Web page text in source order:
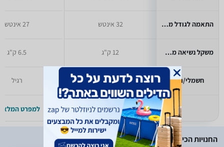
התאמה לגודל מסך מקסימלי
משקל נשיאה מקסימלי
חשמלי/רגיל
32 אינטש
12 ק"ג
רגיל
למפרט המלא >>
27 אינטש
6.5 ק"ג
רגיל
למפרט המלא
החנויות הכי זולות